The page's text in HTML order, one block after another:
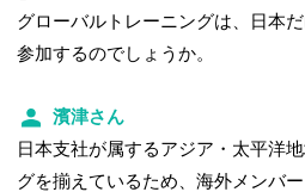
グローバルトレーニングは、日本
参加するのでしょうか。
濱津さん
日本支社が属するアジア・太平洋
グを揃えているため、海外メンバ